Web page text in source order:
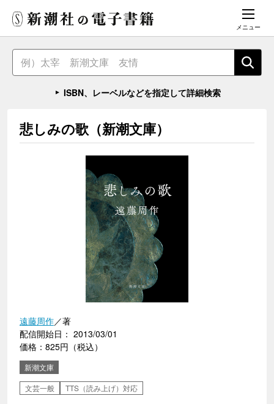
メニュー
ISBN、レーベルなどを指定して詳細検索
悲しみの歌（新潮文庫）
遠藤周作／著
配信開始日： 2013/03/01
価格：825円（税込）
新潮文庫
文芸一般
TTS（読み上げ）対応